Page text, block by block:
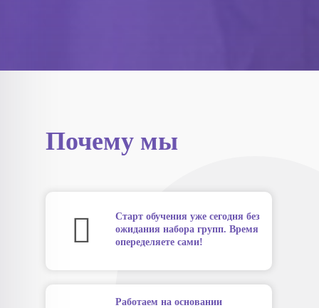
Почему мы
Старт обучения уже сегодня без
ожидания набора групп. Время
опеределяете сами!
Работаем на основании